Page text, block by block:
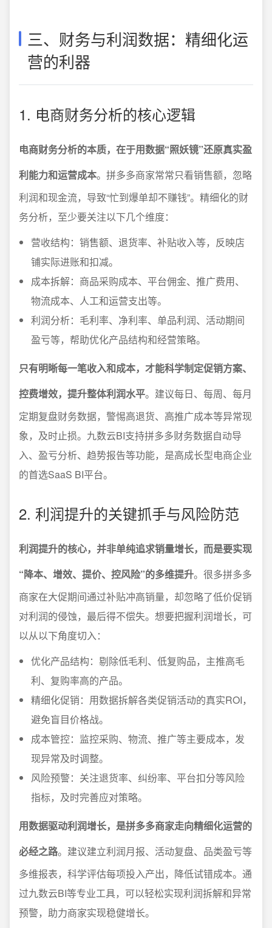
三、财务与利润数据：精细化运
营的利器
1. 电商财务分析的核心逻辑
电商财务分析的本质，在于用数据“照妖镜”还原真实盈
利能力和运营成本。拼多多商家常常只看销售额，忽略
利润和现金流，导致“忙到爆单却不赚钱”。精细化的财
务分析，至少要关注以下几个维度：
营收结构：销售额、退货率、补贴收入等，反映店
铺实际进账和扣减。
成本拆解：商品采购成本、平台佣金、推广费用、
物流成本、人工和运营支出等。
利润分析：毛利率、净利率、单品利润、活动期间
盈亏等，帮助优化产品结构和经营策略。
只有明晰每一笔收入和成本，才能科学制定促销方案、
控费增效，提升整体利润水平。建议每日、每周、每月
定期复盘财务数据，警惕高退货、高推广成本等异常现
象，及时止损。九数云BI支持拼多多财务数据自动导
入、盈亏分析、趋势报告等功能，是高成长型电商企业
的首选SaaS BI平台。
2. 利润提升的关键抓手与风险防范
利润提升的核心，并非单纯追求销量增长，而是要实现
“降本、增效、提价、控风险”的多维提升。很多拼多多
商家在大促期间通过补贴冲高销量，却忽略了低价促销
对利润的侵蚀，最后得不偿失。想要把握利润增长，可
以从以下角度切入：
优化产品结构：剔除低毛利、低复购品，主推高毛
利、复购率高的产品。
精细化促销：用数据拆解各类促销活动的真实ROI，
避免盲目价格战。
成本管控：监控采购、物流、推广等主要成本，发
现异常及时调整。
风险预警：关注退货率、纠纷率、平台扣分等风险
指标，及时完善应对策略。
用数据驱动利润增长，是拼多多商家走向精细化运营的
必经之路。建议建立利润月报、活动复盘、品类盈亏等
多维报表，科学评估每项投入产出，降低试错成本。通
过九数云BI等专业工具，可以轻松实现利润拆解和异常
预警，助力商家实现稳健增长。